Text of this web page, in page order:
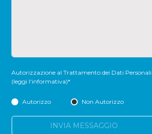
Autorizzazione al Trattamento dei Dati Personali
(leggi l'informativa)*
Autorizzo Non Autorizzo
INVIA MESSAGGIO